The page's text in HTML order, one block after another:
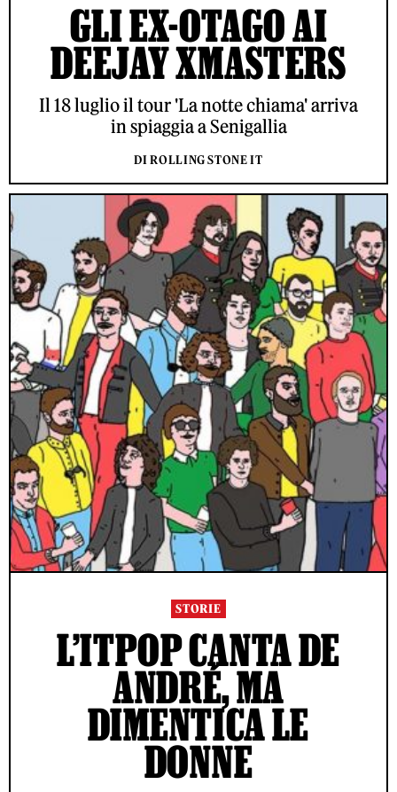
GLI EX-OTAGO AI
DEEJAY XMASTERS
Il 18 luglio il tour 'La notte chiama' arriva
in spiaggia a Senigallia
DI ROLLING STONE IT
STORIE
L’ITPOP CANTA DE
ANDRÉ, MA
DIMENTICA LE
DONNE